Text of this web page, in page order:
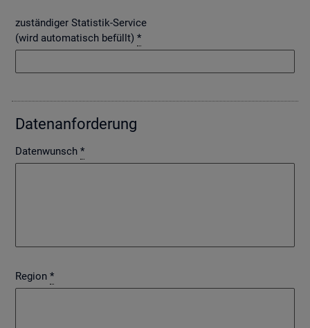
zuständiger Statistik-Service
(wird automatisch befüllt) *
Da­ten­an­for­de­rung
Datenwunsch *
Region *